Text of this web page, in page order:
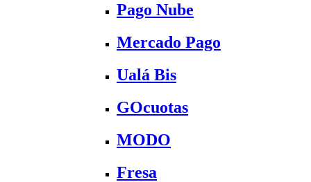
Pago Nube
Mercado Pago
Ualá Bis
GOcuotas
MODO
Fresa